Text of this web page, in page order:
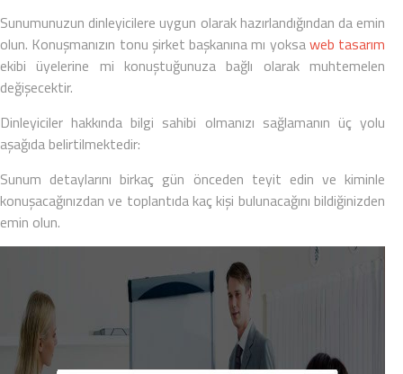
Sunumunuzun dinleyicilere uygun olarak hazırlandığından da emin
olun. Konuşmanızın tonu şirket başkanına mı yoksaweb tasarım
ekibi üyelerine mi konuştuğunuza bağlı olarak muhtemelen
değişecektir.
Dinleyiciler hakkında bilgi sahibi olmanızı sağlamanın üç yolu
aşağıda belirtilmektedir:
Sunum detaylarını birkaç gün önceden teyit edin ve kiminle
konuşacağınızdan ve toplantıda kaç kişi bulunacağını bildiğinizden
emin olun.